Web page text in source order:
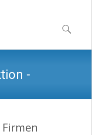
content
Suchen
nach:
-
O-Töne,